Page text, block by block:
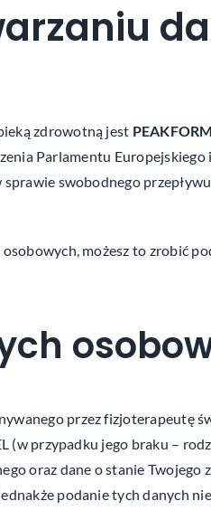
zdrowotną jest
Parlamentu
swobodnego
możesz to zrobić
przez fizjoterapeutę
(w przypadku jego braku –
oraz dane o stanie
podanie tych danych